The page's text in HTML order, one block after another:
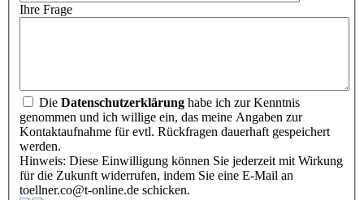
Ihre Frage
Die Datenschutzerklärung habe ich zur Kenntnis
genommen und ich willige ein, das meine Angaben zur
Kontaktaufnahme für evtl. Rückfragen dauerhaft gespeichert
werden.
Hinweis: Diese Einwilligung können Sie jederzeit mit Wirkung
für die Zukunft widerrufen, indem Sie eine E-Mail an
toellner.co@t-online.de schicken.